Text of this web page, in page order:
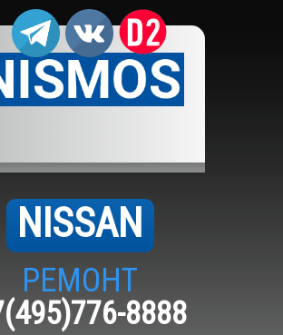
NISSAN
РЕМОНТ
8888